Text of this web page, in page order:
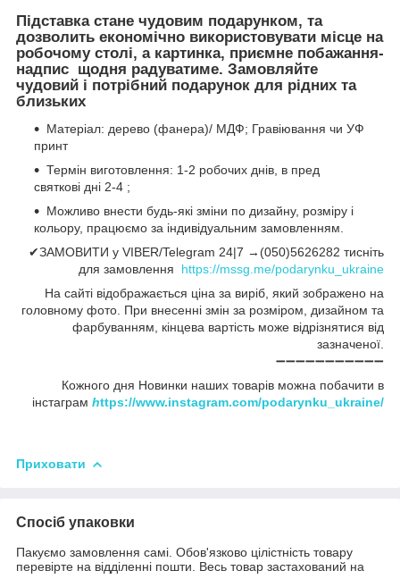
Підставка стане чудовим подарунком, та
дозволить економічно використовувати місце на
робочому столі, а картинка, приємне побажання-
надпис щодня радуватиме. Замовляйте
чудовий і потрібний подарунок для рідних та
близьких
Матеріал: дерево (фанера)/ МДФ; Гравіювання чи УФ
принт
Термін виготовлення: 1-2 робочих днів, в пред
святкові дні 2-4 ;
Можливо внести будь-які зміни по дизайну, розміру і
кольору, працюємо за індивідуальним замовленням.
✔ЗАМОВИТИ у VIBER/Telegram 24|7 →(050)5626282 тисніть
для замовлення https://mssg.me/podarynku_ukraine
На сайті відображається ціна за виріб, який зображено на
головному фото. При внесенні змін за розміром, дизайном та
фарбуванням, кінцева вартість може відрізнятися від
зазначеної.
➖➖➖➖➖➖➖➖➖➖➖
Кожного дня Новинки наших товарів можна побачити в
інстаграм https://www.instagram.com/podarynku_ukraine/
Приховати
Спосіб упаковки
Пакуємо замовлення самі. Обов'язково цілістність товару
перевірте на відділенні пошти. Весь товар застахований на